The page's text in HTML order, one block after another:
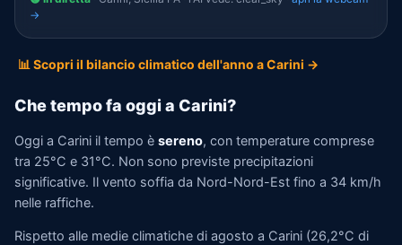
→
📊 Scopri il bilancio climatico dell'anno a Carini →
Che tempo fa oggi a Carini?
Oggi a Carini il tempo è sereno, con temperature comprese
tra 25°C e 31°C. Non sono previste precipitazioni
significative. Il vento soffia da Nord-Nord-Est fino a 34 km/h
nelle raffiche.
Rispetto alle medie climatiche di agosto a Carini (26,2°C di